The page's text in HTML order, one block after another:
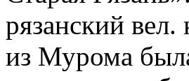
рязанский вел.
из Мурома